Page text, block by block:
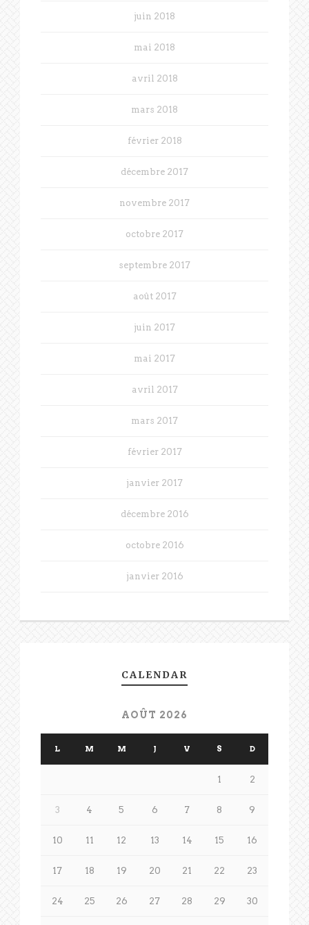
juin 2018
mai 2018
avril 2018
mars 2018
février 2018
décembre 2017
novembre 2017
octobre 2017
septembre 2017
août 2017
juin 2017
mai 2017
avril 2017
mars 2017
février 2017
janvier 2017
décembre 2016
octobre 2016
janvier 2016
CALENDAR
AOÛT 2026
L M M J V S D
1 2
3 4 5 6 7 8 9
10 11 12 13 14 15 16
17 18 19 20 21 22 23
24 25 26 27 28 29 30